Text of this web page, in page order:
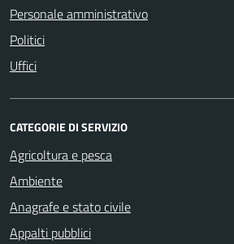
Personale amministrativo
Politici
Uffici
CATEGORIE DI SERVIZIO
Agricoltura e pesca
Ambiente
Anagrafe e stato civile
Appalti pubblici